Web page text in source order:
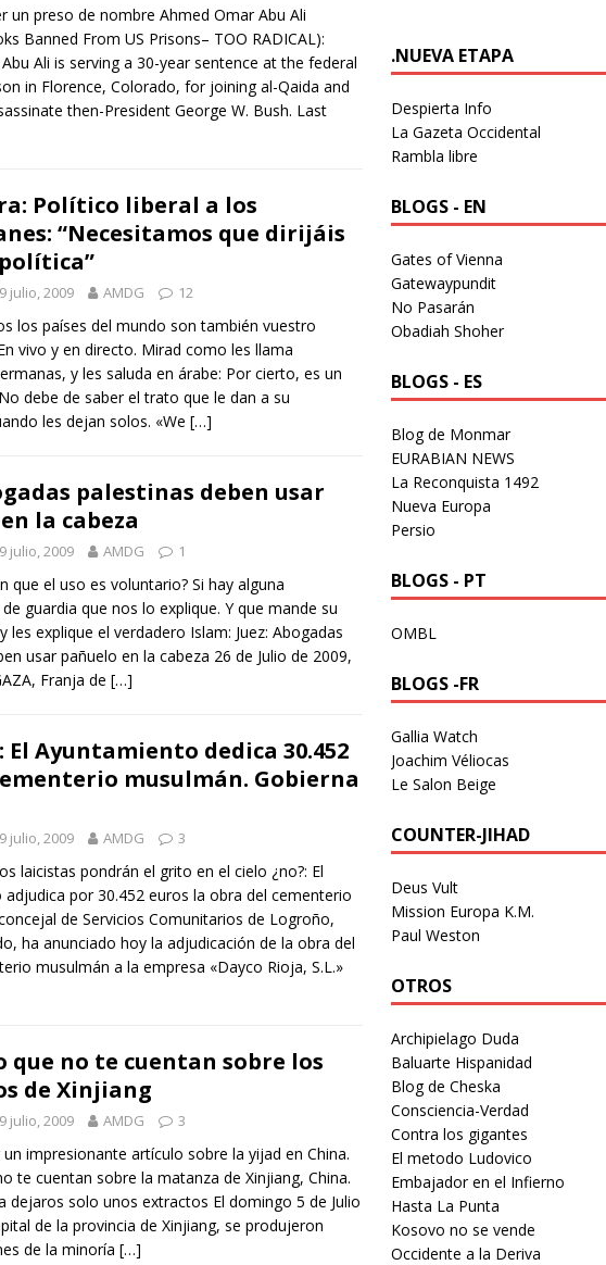
un preso de nombre Ahmed Omar Abu Ali
Banned From US Prisons– TOO RADICAL):
Ali is serving a 30-year sentence at the federal
in Florence, Colorado, for joining al-Qaida and
then-President George W. Bush. Last
Político liberal a los
“Necesitamos que dirijáis
julio, 2009 AMDG 12
los países del mundo son también vuestro
vivo y en directo. Mirad como les llama
y les saluda en árabe: Por cierto, es un
debe de saber el trato que le dan a su
les dejan solos. «We […]
palestinas deben usar
la cabeza
julio, 2009 AMDG 1
que el uso es voluntario? Si hay alguna
guardia que nos lo explique. Y que mande su
les explique el verdadero Islam: Juez: Abogadas
usar pañuelo en la cabeza 26 de Julio de 2009,
Franja de […]
El Ayuntamiento dedica 30.452
musulmán. Gobierna
julio, 2009 AMDG 3
laicistas pondrán el grito en el cielo ¿no?: El
por 30.452 euros la obra del cementerio
de Servicios Comunitarios de Logroño,
ha anunciado hoy la adjudicación de la obra del
musulmán a la empresa «Dayco Rioja, S.L.»
que no te cuentan sobre los
de Xinjiang
julio, 2009 AMDG 3
impresionante artículo sobre la yijad en China.
te cuentan sobre la matanza de Xinjiang, China.
dejaros solo unos extractos El domingo 5 de Julio
de la provincia de Xinjiang, se produjeron
de la minoría […]
.NUEVA ETAPA
Despierta Info
La Gazeta Occidental
Rambla libre
BLOGS - EN
Gates of Vienna
Gatewaypundit
No Pasarán
Obadiah Shoher
BLOGS - ES
Blog de Monmar
EURABIAN NEWS
La Reconquista 1492
Nueva Europa
Persio
BLOGS - PT
OMBL
BLOGS -FR
Gallia Watch
Joachim Véliocas
Le Salon Beige
COUNTER-JIHAD
Deus Vult
Mission Europa K.M.
Paul Weston
OTROS
Archipielago Duda
Baluarte Hispanidad
Blog de Cheska
Consciencia-Verdad
Contra los gigantes
El metodo Ludovico
Embajador en el Infierno
Hasta La Punta
Kosovo no se vende
Occidente a la Deriva